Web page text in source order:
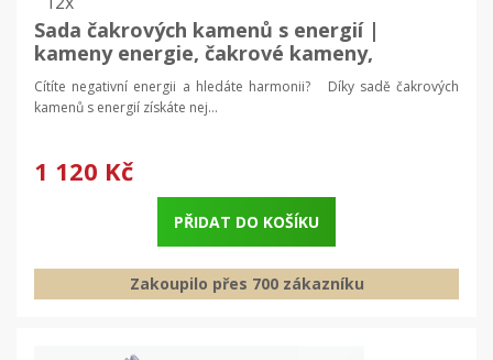
Sada čakrových kamenů s energií |
kameny energie, čakrové kameny,
soustava minerálních planet
Cítíte negativní energii a hledáte harmonii? Díky sadě čakrových
kamenů s energií získáte nej...
1 120 Kč
PŘIDAT DO KOŠÍKU
Zakoupilo přes 700 zákazníku